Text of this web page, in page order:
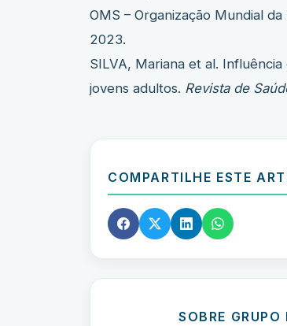
OMS – Organização Mundial da
2023.
SILVA, Mariana et al.
jovens adultos. Revista de
COMPARTILHE ESTE
SOBRE GRUPO